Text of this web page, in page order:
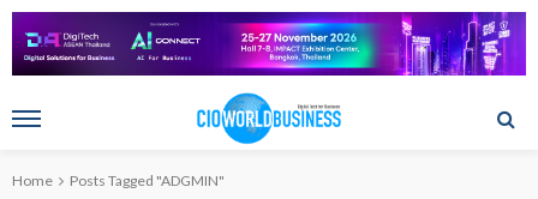
Home Posts Tagged "ADGMIN"